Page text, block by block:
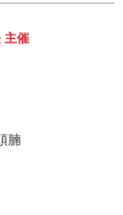
主催
腩